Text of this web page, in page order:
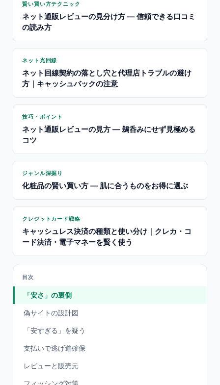
賢い買い方テクニック
ネット通販レビューの見分け方 — 信頼できる口コミ
の読み方
ネット光回線
ネット回線契約の落とし穴と代理店トラブルの避け
方｜キャッシュバックの注意
技巧・ポイント
ネット通販レビューの見方 — 鵜呑みにせず見極める
コツ
ジャンル深掘り
化粧品の賢い買い方 — 肌に合うものをお得に選ぶ
クレジットカード戦略
キャッシュレス決済の種類と使い分け｜クレカ・コ
ード決済・電子マネーを賢く使う
目次
「安さ」の裏側
偽サイトの設計図
「安すぎる」を疑う
支払いで逃げ道確保
レビューと販売元